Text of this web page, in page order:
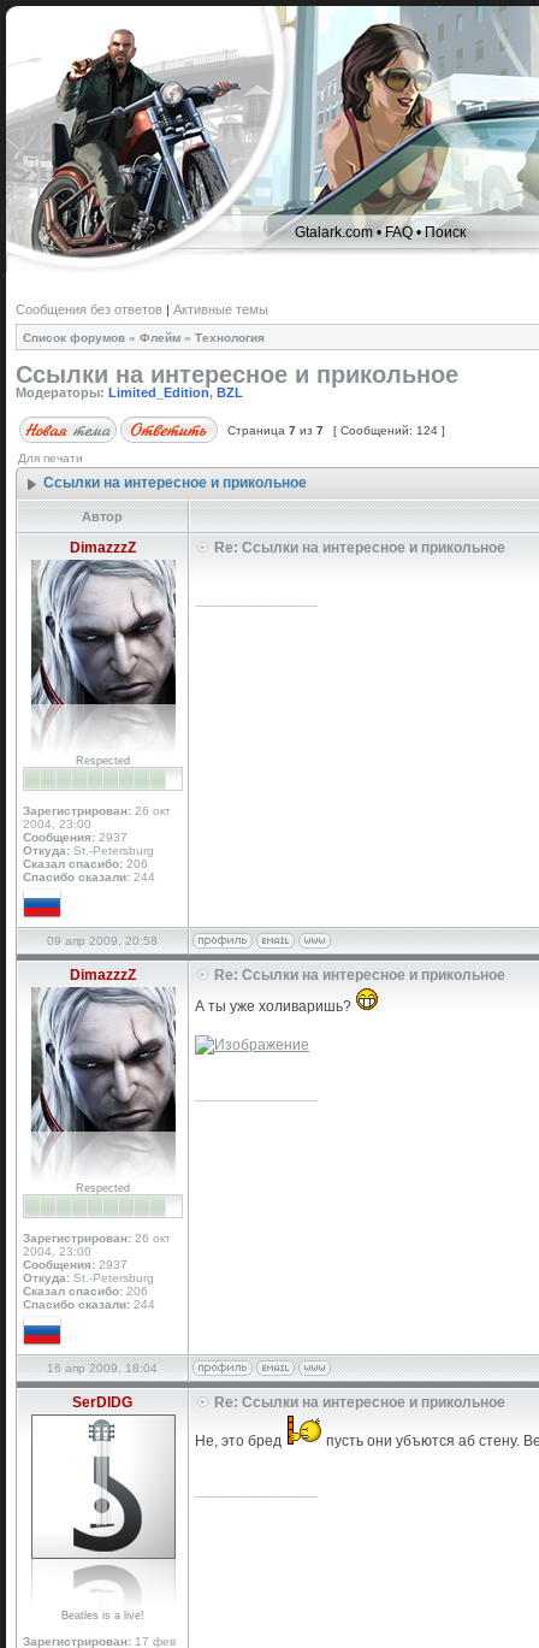
Gtalark.com •FAQ•Поиск
Сообщения без ответов | Активные темы
Список форумов » Флейм » Технология
Ссылки на интересное и прикольное
Модераторы: Limited_Edition, BZL
Страница 7 из 7 [ Сообщений: 124 ]
Для печати
Ссылки на интересное и прикольное
Автор
DimazzzZ
Respected
Зарегистрирован: 26 окт
2004, 23:00
Сообщения: 2937
Откуда: St.-Petersburg
Сказал спасибо: 206
Спасибо сказали: 244
Re: Ссылки на интересное и прикольное
09 апр 2009, 20:58
DimazzzZ
Respected
Зарегистрирован: 26 окт
2004, 23:00
Сообщения: 2937
Откуда: St.-Petersburg
Сказал спасибо: 206
Спасибо сказали: 244
Re: Ссылки на интересное и прикольное
А ты уже холиваришь?
16 апр 2009, 18:04
SerDIDG
Beatles is a live!
Зарегистрирован: 17 фев
Re: Ссылки на интересное и прикольное
Не, это бред пусть они убъются аб стену.